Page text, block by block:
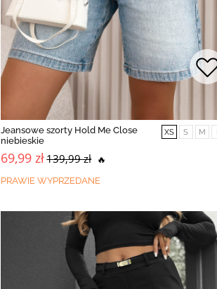
Jeansowe szorty Hold Me Close
niebieskie
69,99 zł139,99 zł 🔥
XS S M
PRAWIE WYPRZEDANE